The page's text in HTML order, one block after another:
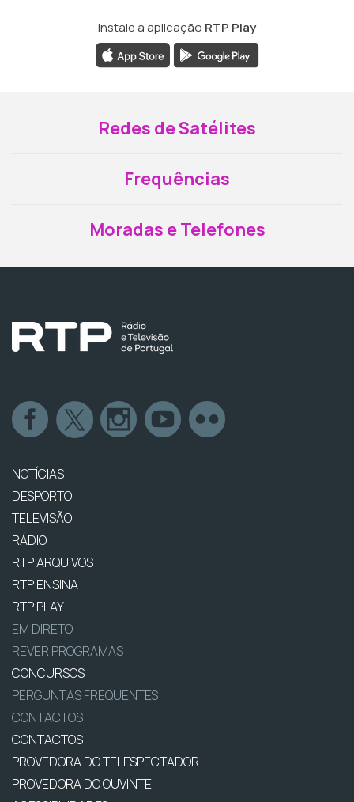
Instale a aplicação RTP Play
Redes de Satélites
Frequências
Moradas e Telefones
NOTÍCIAS
DESPORTO
TELEVISÃO
RÁDIO
RTP ARQUIVOS
RTP ENSINA
RTP PLAY
EM DIRETO
REVER PROGRAMAS
CONCURSOS
PERGUNTAS FREQUENTES
CONTACTOS
CONTACTOS
PROVEDORA DO TELESPECTADOR
PROVEDORA DO OUVINTE